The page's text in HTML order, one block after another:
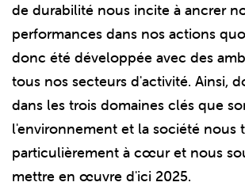
de durabilité nous incite à ancrer
performances dans nos actions
donc été développée avec des
tous nos secteurs d'activité. Ainsi,
dans les trois domaines clés que
l'environnement et la société nous
particulièrement à cœur et nous
mettre en œuvre d'ici 2025.